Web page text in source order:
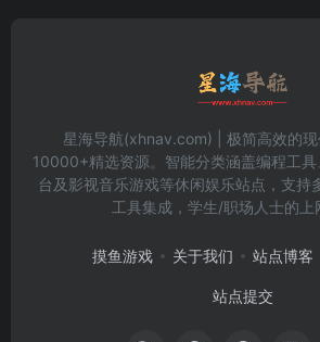
星海导航(xhnav.com) | 极简高效的
10000+精选资源。智能分类涵盖编程工
台及影视音乐游戏等休闲娱乐站点，支持
工具集成，学生/职场人士的上
摸鱼游戏 关于我们 站点博客
站点提交